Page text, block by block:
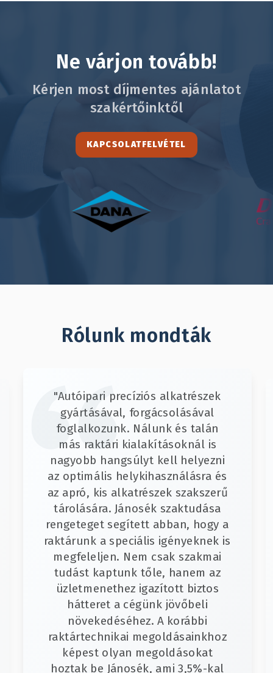
Ne várjon tovább!
Kérjen most díjmentes ajánlatot
szakértőinktől
KAPCSOLATFELVÉTEL
Rólunk mondták
"Autóipari precíziós alkatrészek
gyártásával, forgácsolásával
foglalkozunk. Nálunk és talán
más raktári kialakításoknál is
nagyobb hangsúlyt kell helyezni
az optimális helykihasználásra és
az apró, kis alkatrészek szakszerű
tárolására. Jánosék szaktudása
rengeteget segített abban, hogy a
raktárunk a speciális igényeknek is
megfeleljen. Nem csak szakmai
tudást kaptunk tőle, hanem az
üzletmenethez igazított biztos
hátteret a cégünk jövőbeli
növekedéséhez. A korábbi
raktártechnikai megoldásainkhoz
képest olyan megoldásokat
hoztak be Jánosék, ami 3,5%-kal